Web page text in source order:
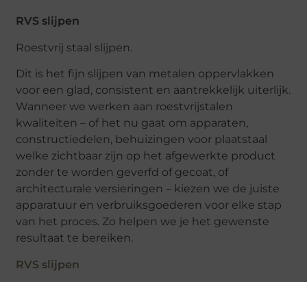
RVS slijpen
Roestvrij staal slijpen.
Dit is het fijn slijpen van metalen oppervlakken
voor een glad, consistent en aantrekkelijk uiterlijk.
Wanneer we werken aan roestvrijstalen
kwaliteiten – of het nu gaat om apparaten,
constructiedelen, behuizingen voor plaatstaal
welke zichtbaar zijn op het afgewerkte product
zonder te worden geverfd of gecoat, of
architecturale versieringen – kiezen we de juiste
apparatuur en verbruiksgoederen voor elke stap
van het proces. Zo helpen we je het gewenste
resultaat te bereiken.
RVS slijpen